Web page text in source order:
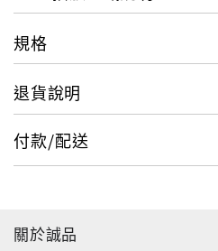
規格
退貨說明
付款/配送
關於誠品